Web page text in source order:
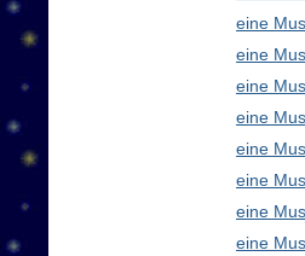
eine
eine
eine
eine
eine
eine
eine
eine